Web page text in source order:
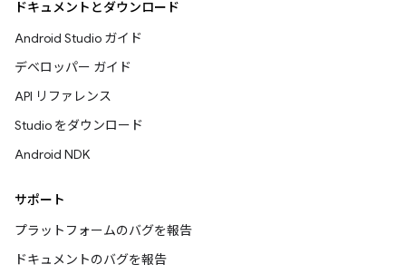
ドキュメントとダウンロード
Android Studio ガイド
デベロッパー ガイド
API リファレンス
Studio をダウンロード
Android NDK
サポート
プラットフォームのバグを報告
ドキュメントのバグを報告